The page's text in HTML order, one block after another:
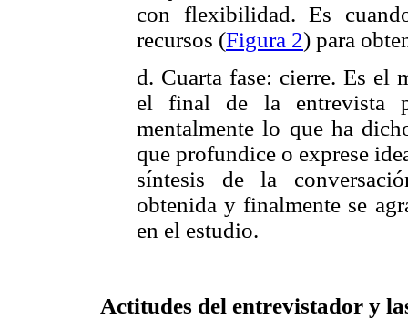
con flexibilidad. Es
recursos (Figura 2) para
d. Cuarta fase: cierre. Es el
el final de la entrevista
mentalmente lo que ha
que profundice o exprese
síntesis de la
obtenida y finalmente se
en el estudio.
Actitudes del entrevistador y